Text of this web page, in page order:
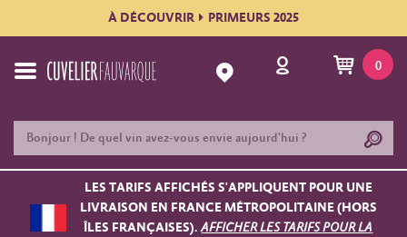
À DÉCOUVRIR PRIMEURS 2025
0
LES TARIFS AFFICHÉS S'APPLIQUENT POUR UNE
LIVRAISON EN FRANCE MÉTROPOLITAINE (HORS
ÎLES FRANÇAISES).AFFICHER LES TARIFS POUR LA